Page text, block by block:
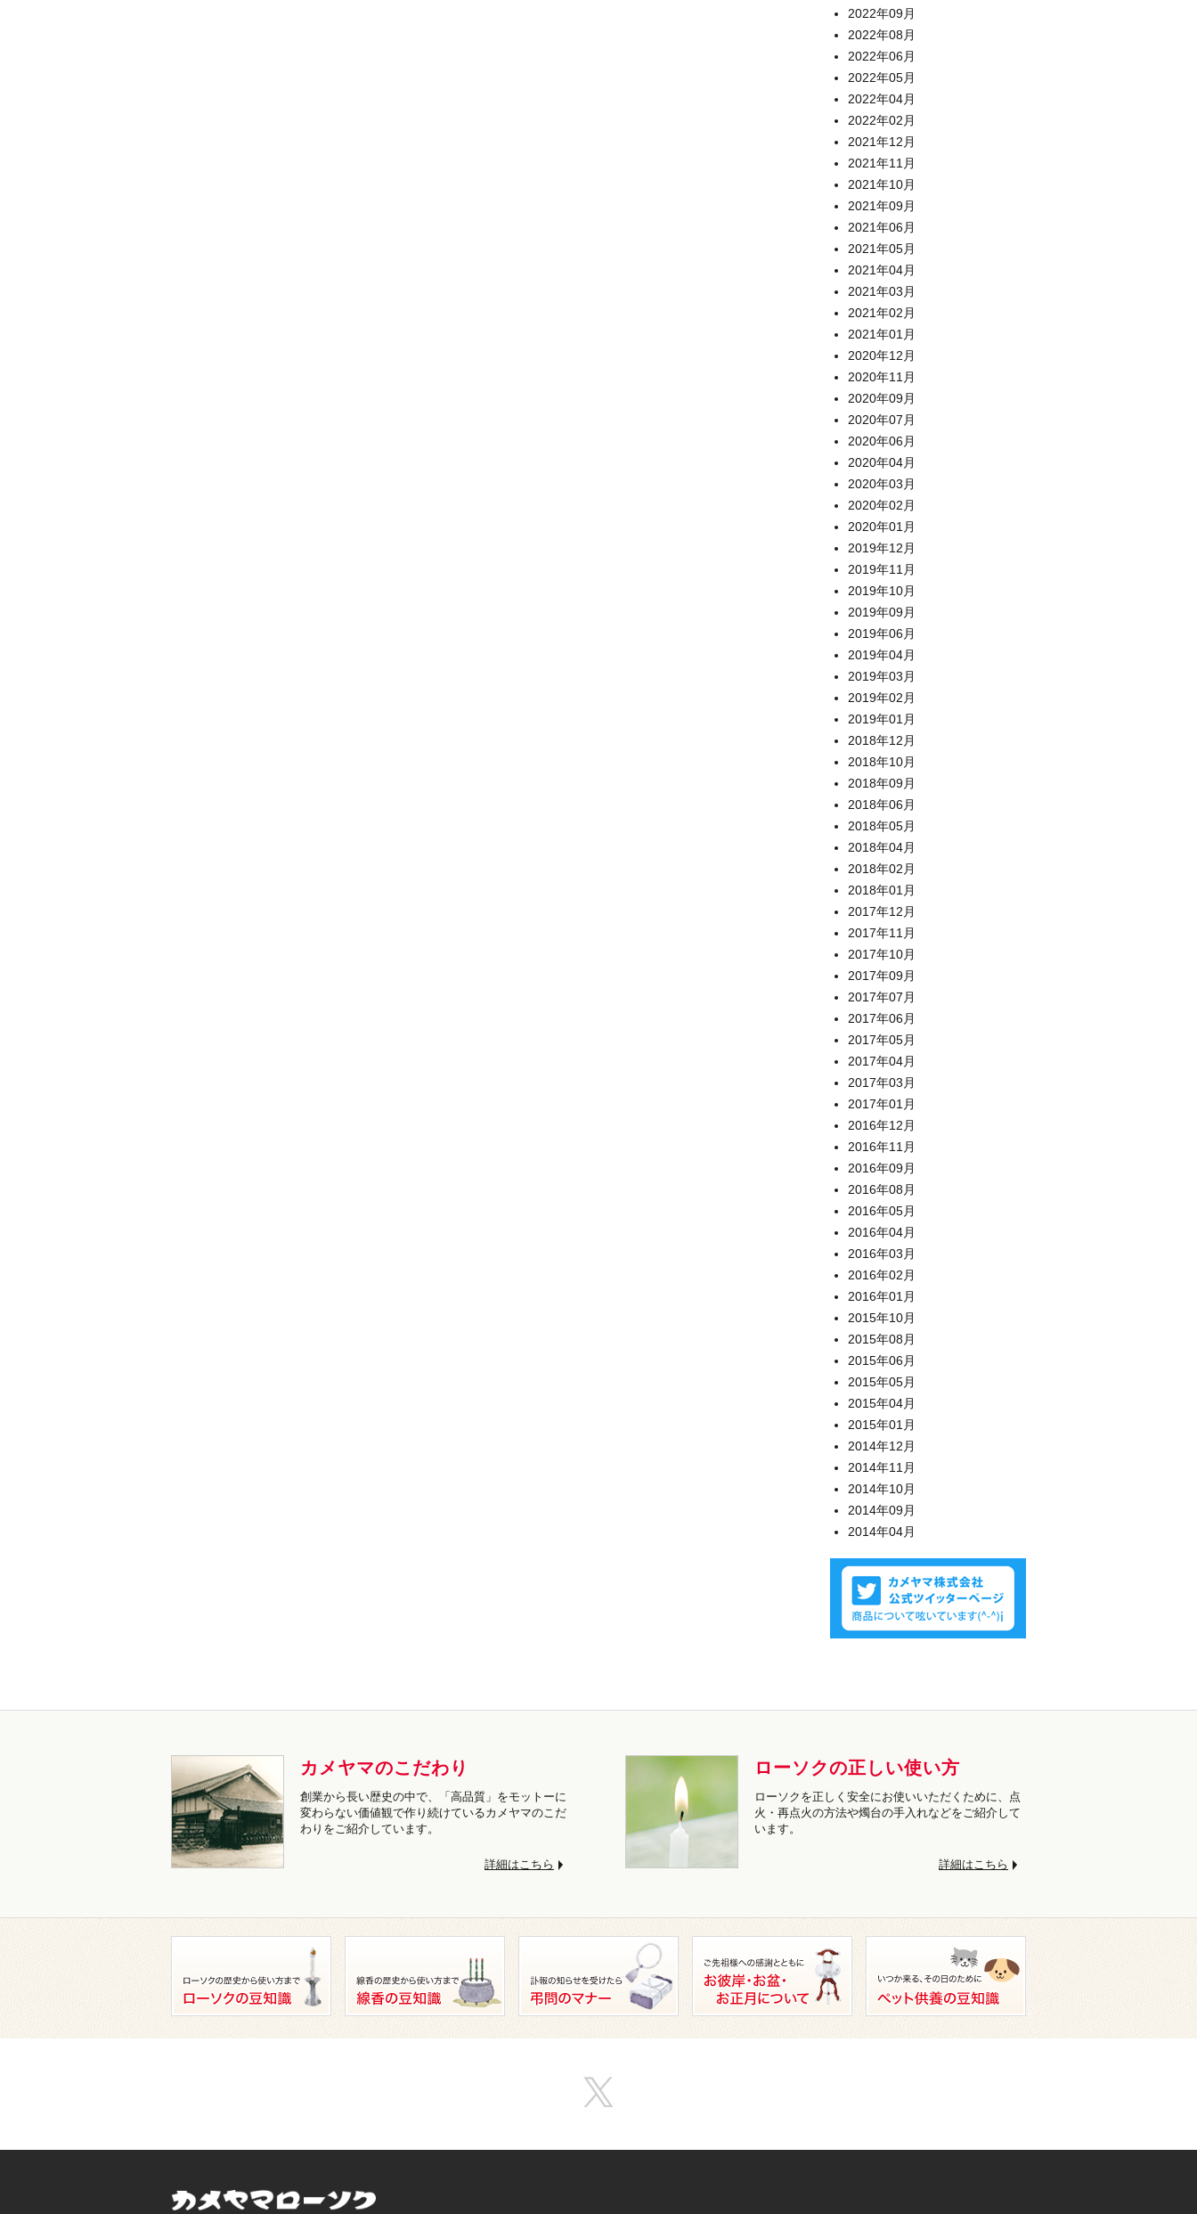
2022年09月
2022年08月
2022年06月
2022年05月
2022年04月
2022年02月
2021年12月
2021年11月
2021年10月
2021年09月
2021年06月
2021年05月
2021年04月
2021年03月
2021年02月
2021年01月
2020年12月
2020年11月
2020年09月
2020年07月
2020年06月
2020年04月
2020年03月
2020年02月
2020年01月
2019年12月
2019年11月
2019年10月
2019年09月
2019年06月
2019年04月
2019年03月
2019年02月
2019年01月
2018年12月
2018年10月
2018年09月
2018年06月
2018年05月
2018年04月
2018年02月
2018年01月
2017年12月
2017年11月
2017年10月
2017年09月
2017年07月
2017年06月
2017年05月
2017年04月
2017年03月
2017年01月
2016年12月
2016年11月
2016年09月
2016年08月
2016年05月
2016年04月
2016年03月
2016年02月
2016年01月
2015年10月
2015年08月
2015年06月
2015年05月
2015年04月
2015年01月
2014年12月
2014年11月
2014年10月
2014年09月
2014年04月
カメヤマのこだわり
創業から長い歴史の中で、「高品質」をモットーに
変わらない価値観で作り続けているカメヤマのこだ
わりをご紹介しています。
詳細はこちら
ローソクの正しい使い方
ローソクを正しく安全にお使いいただくために、点
火・再点火の方法や燭台の手入れなどをご紹介して
います。
詳細はこちら